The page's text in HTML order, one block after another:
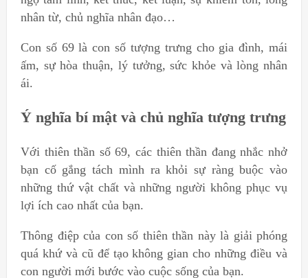
nhân từ, chủ nghĩa nhân đạo…
Con số 69 là con số tượng trưng cho gia đình, mái
ấm, sự hòa thuận, lý tưởng, sức khỏe và lòng nhân
ái.
Ý nghĩa bí mật và chủ nghĩa tượng trưng
Với thiên thần số 69, các thiên thần đang nhắc nhở
bạn cố gắng tách mình ra khỏi sự ràng buộc vào
những thứ vật chất và những người không phục vụ
lợi ích cao nhất của bạn.
Thông điệp của con số thiên thần này là giải phóng
quá khứ và cũ để tạo không gian cho những điều và
con người mới bước vào cuộc sống của bạn.